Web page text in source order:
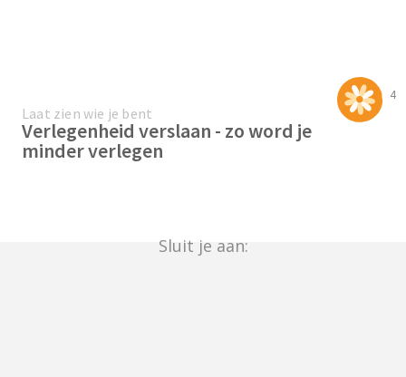
4
Laat zien wie je bent
Verlegenheid verslaan - zo word je
minder verlegen
Sluit je aan: